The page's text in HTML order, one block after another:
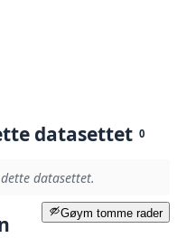
datasettet 0
datasettet.
Gøym tomme rader